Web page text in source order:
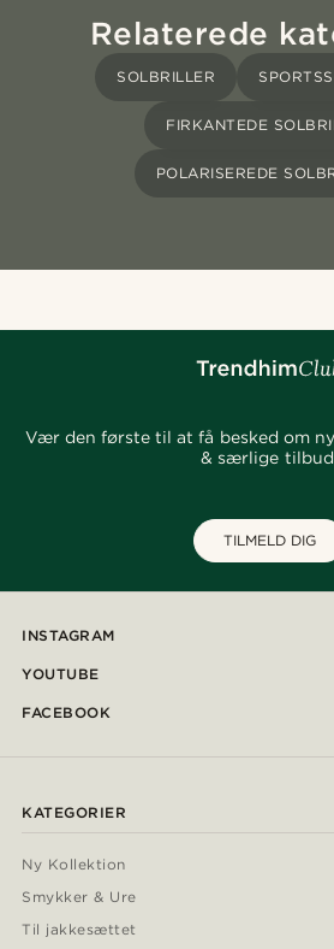
Relaterede
SOLBRILLER
FIRKANTEDE
POLARISEREDE
Vær den første til at få besked om
& særlige
TILMELD DIG
INSTAGRAM
YOUTUBE
FACEBOOK
KATEGORIER
Ny Kollektion
Smykker & Ure
Til jakkesættet